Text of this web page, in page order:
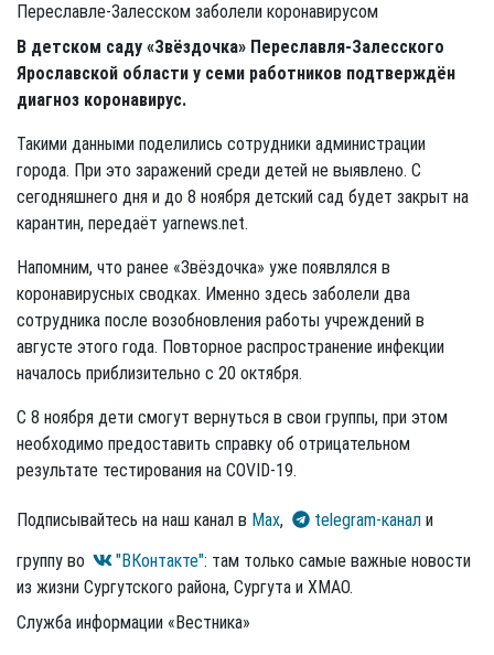
В детском саду «Звёздочка» Переславля-Залесского
Ярославской области у семи работников подтверждён
диагноз коронавирус.
Такими данными поделились сотрудники администрации
города. При это заражений среди детей не выявлено. С
сегодняшнего дня и до 8 ноября детский сад будет закрыт на
карантин, передаёт yarnews.net.
Напомним, что ранее «Звёздочка» уже появлялся в
коронавирусных сводках. Именно здесь заболели два
сотрудника после возобновления работы учреждений в
августе этого года. Повторное распространение инфекции
началось приблизительно с 20 октября.
С 8 ноября дети смогут вернуться в свои группы, при этом
необходимо предоставить справку об отрицательном
результате тестирования на COVID-19.
Подписывайтесь на наш канал в Max, telegram-канал и
группу во
"ВКонтакте": там только самые важные новости
из жизни Сургутского района, Сургута и ХМАО.
Служба информации «Вестника»